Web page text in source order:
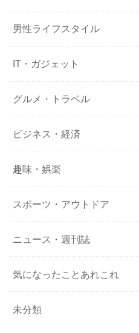
男性ライフスタイル
IT・ガジェット
グルメ・トラベル
ビジネス・経済
趣味・娯楽
スポーツ・アウトドア
ニュース・週刊誌
気になったことあれこれ
未分類